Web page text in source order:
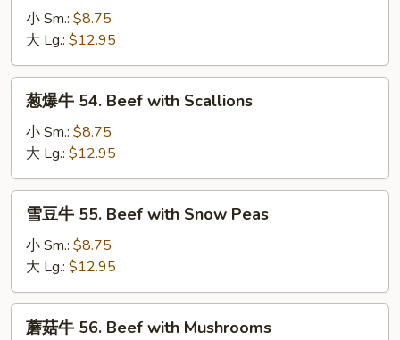
Beef
Pancakes)
53.
Beef
with
Broccoli
小 Sm.: $8.75
大 Lg.: $12.95
54.
Beef
with
Scallions
葱爆牛 54. Beef with Scallions
小 Sm.: $8.75
大 Lg.: $12.95
55.
Beef
with
Snow
雪豆牛 55. Beef with Snow Peas
小 Sm.: $8.75
大 Lg.: $12.95
蘑菇牛 56. Beef with Mushrooms